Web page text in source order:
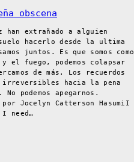
obscena
han extrañado a alguien
hacerlo desde la ultima
juntos. Es que somos como
el fuego, podemos colapsar
de más. Los recuerdos
irreversibles hacia la pena
podemos apegarnos.
Jocelyn Catterson HasumiI
need…